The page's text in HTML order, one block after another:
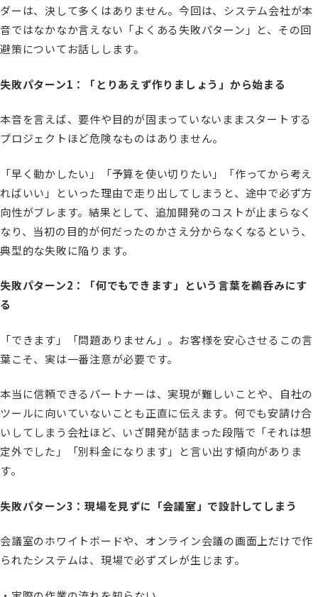
ダーは、決して多くはありません。今回は、システム会社が本
音ではなかなか言えない「よくある失敗パターン」と、その回
避策についてお話しします。
失敗パターン1：「とりあえず作りましょう」から始まる
本音を言えば、要件や目的が固まっていないままスタートする
プロジェクトほど危険なものはありません。
「早く動かしたい」「予算を使い切りたい」「作ってから考え
ればいい」といった理由で走り出してしまうと、途中で必ず方
向性がブレます。結果として、追加開発のコストが止まらなく
なり、当初の目的が何だったのかさえ分からなくなるという、
典型的な失敗に陥ります。
失敗パターン2：「何でもできます」という言葉を鵜呑みにす
る
「できます」「問題ありません」。お客様を安心させるこの言
葉こそ、実は一番注意が必要です。
本当に信頼できるパートナーは、実現が難しいことや、自社の
ツールに向いていないことも正直に伝えます。何でも安請け合
いしてしまう会社ほど、いざ開発が詰まった段階で「それは想
定外でした」「別料金になります」と言い出す傾向がありま
す。
失敗パターン3：現場を見ずに「会議室」で設計してしまう
会議室のホワイトボードや、オンライン会議の画面上だけで作
られたシステムは、現場で必ずズレが生じます。